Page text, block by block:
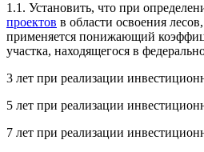
1.1. Установить, что при
проектов в области освоения
применяется понижающий
участка, находящегося в
3 лет при реализации
5 лет при реализации
7 лет при реализации